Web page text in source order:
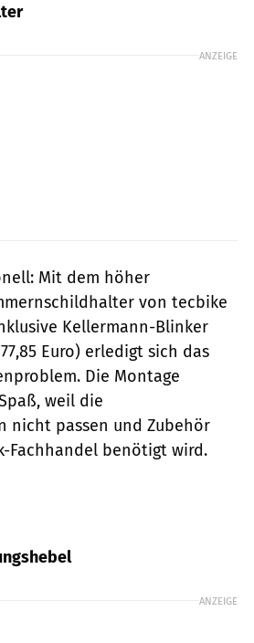
ANZEIGE
Mit dem höher
von tecbike
Kellermann-Blinker
Euro) erledigt sich das
Die Montage
weil die
nicht passen und Zubehör
Fachhandel benötigt wird.
ANZEIGE